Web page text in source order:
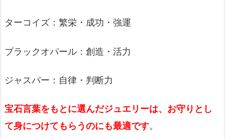
ターコイズ：繁栄・成功・強運
ブラックオパール：創造・活力
ジャスパー：自律・判断力
宝石言葉をもとに選んだジュエリーは、お守りとし
て身につけてもらうのにも最適です。